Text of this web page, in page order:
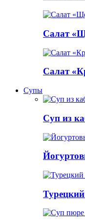
Салат
Салат
Супы
Суп из